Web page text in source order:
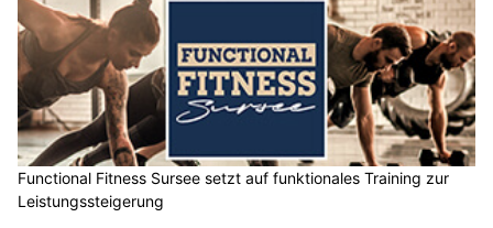
Functional Fitness Sursee setzt auf funktionales Training zur
Leistungssteigerung